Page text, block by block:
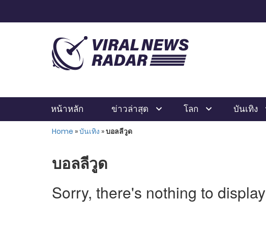
หน้าหลัก ข่าวล่าสุด โลก บันเทิง
Home »บันเทิง »บอลลีวูด
บอลลีวูด
Sorry, there's nothing to display